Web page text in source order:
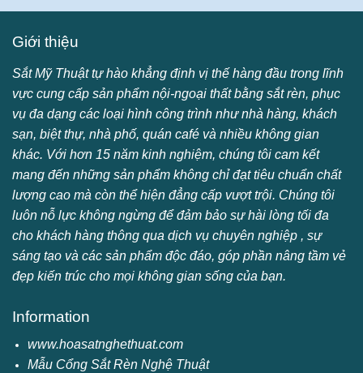
Giới thiệu
Sắt Mỹ Thuật tự hào khẳng định vị thế hàng đầu trong lĩnh
vực cung cấp sản phẩm nội-ngoại thất bằng sắt rèn, phục
vụ đa dạng các loại hình công trình như nhà hàng, khách
sạn, biệt thự, nhà phố, quán café và nhiều không gian
khác. Với hơn 15 năm kinh nghiệm, chúng tôi cam kết
mang đến những sản phẩm không chỉ đạt tiêu chuẩn chất
lượng cao mà còn thể hiện đẳng cấp vượt trội. Chúng tôi
luôn nỗ lực không ngừng để đảm bảo sự hài lòng tối đa
cho khách hàng thông qua dịch vụ chuyên nghiệp , sự
sáng tạo và các sản phẩm độc đáo, góp phần nâng tầm vẻ
đẹp kiến trúc cho mọi không gian sống của bạn.
Information
www.hoasatnghethuat.com
Mẫu Cổng Sắt Rèn Nghệ Thuật